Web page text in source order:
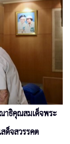
าธิคุณสมเด็จพระ
ด็จสวรรคต